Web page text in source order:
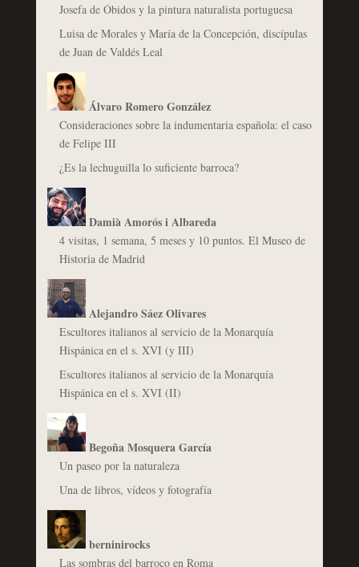
Josefa de Óbidos y la pintura naturalista portuguesa
Luisa de Morales y María de la Concepción, discípulas
de Juan de Valdés Leal
Álvaro Romero González
Consideraciones sobre la indumentaria española: el caso
de Felipe III
¿Es la lechuguilla lo suficiente barroca?
Damià Amorós i Albareda
4 visitas, 1 semana, 5 meses y 10 puntos. El Museo de
Historia de Madrid
Alejandro Sáez Olivares
Escultores italianos al servicio de la Monarquía
Hispánica en el s. XVI (y III)
Escultores italianos al servicio de la Monarquía
Hispánica en el s. XVI (II)
Begoña Mosquera García
Un paseo por la naturaleza
Una de libros, vídeos y fotografía
berninirocks
Las sombras del barroco en Roma